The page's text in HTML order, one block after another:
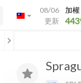
arrow_drop_down
08/06
更新
加權
chevron_left